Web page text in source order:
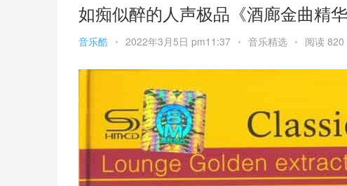
如痴似醉的人声极品《酒廊金曲精
音乐酷 • 2022年3月5日 pm11:37 • 音乐精选 • 阅读 820